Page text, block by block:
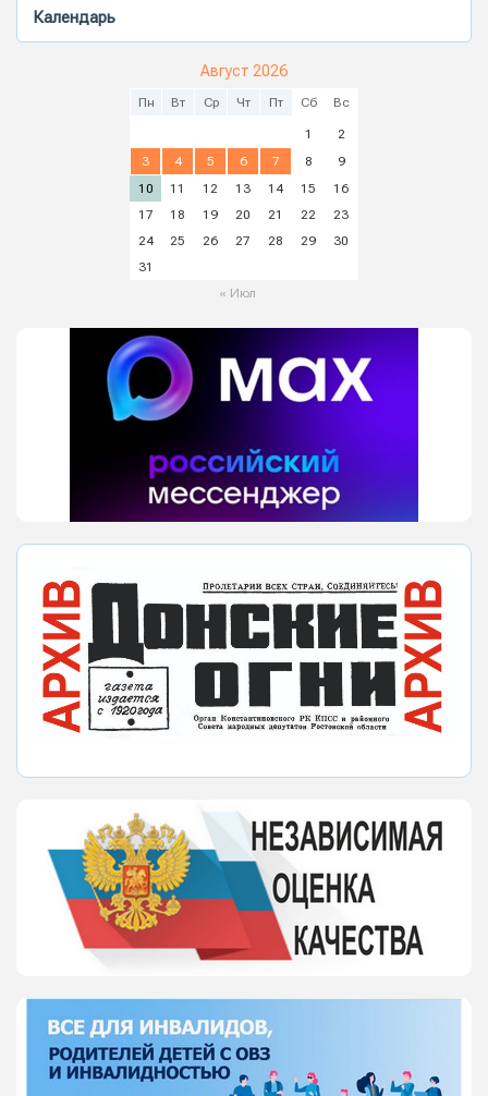
Календарь
Август 2026
Пн Вт Ср Чт Пт Сб Вс
1
2
3
4 5 6 7 8
9
10
11 12 13 14 15
16
17
18 19 20 21 22
23
24
25 26 27 28 29
30
31
« Июл